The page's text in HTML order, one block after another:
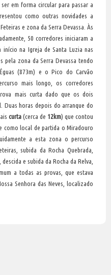
em forma circular para passar a
como outras novidades a
e zona da Serra Devassa. Às
50 corredores iniciaram a
início na Igreja de Santa Luzia nas
pela zona da Serra Devassa tendo
(873m) e o Pico do Carvão
mais longo, os corredores
mais curta dado que os dois
Duas horas depois do arranque do
curta(cerca de 12km) que contou
como local de partida o Miradouro
a esta zona o percurso
subida da Rocha Quebrada,
e subida da Rocha da Relva,
a todas as provas, que estava
Senhora das Neves, localizado